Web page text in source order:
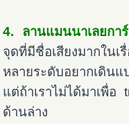
4. ลานแมนนาเลยกา
จุดที่มีชื่อเสียงมากในเ
หลายระดับอยากเดิน
แต่ถ้าเราไม่ได้มาเพื่
ด้านล่าง